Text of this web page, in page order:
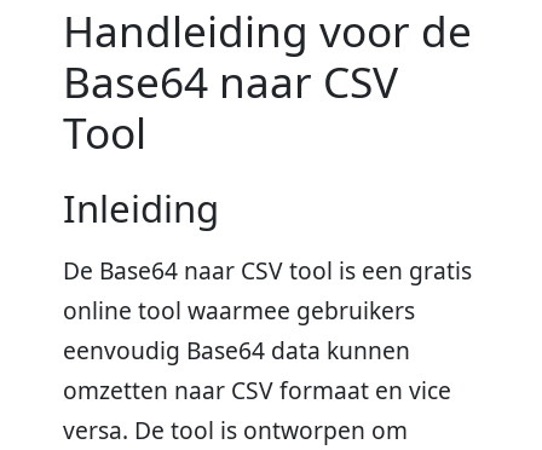
Handleiding voor de
Base64 naar CSV
Tool
Inleiding
De Base64 naar CSV tool is een gratis
online tool waarmee gebruikers
eenvoudig Base64 data kunnen
omzetten naar CSV formaat en vice
versa. De tool is ontworpen om